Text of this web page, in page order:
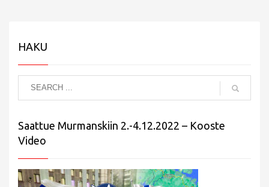
HAKU
Saattue Murmanskiin 2.-4.12.2022 – Kooste
Video